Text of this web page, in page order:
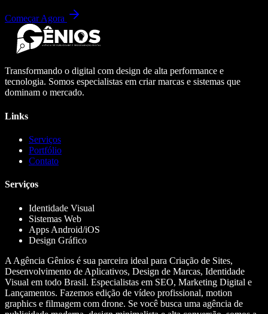
Começar Agora
Transformando o digital com design de alta performance e
tecnologia. Somos especialistas em criar marcas e sistemas que
dominam o mercado.
Links
Serviços
Portfólio
Contato
Serviços
Identidade Visual
Sistemas Web
Apps Android/iOS
Design Gráfico
A Agência Gênios é sua parceira ideal para Criação de Sites,
Desenvolvimento de Aplicativos, Design de Marcas, Identidade
Visual em todo Brasil. Especialistas em SEO, Marketing Digital e
Lançamentos. Fazemos edição de vídeo profissional, motion
graphics e filmagem com drone. Se você busca uma agência de